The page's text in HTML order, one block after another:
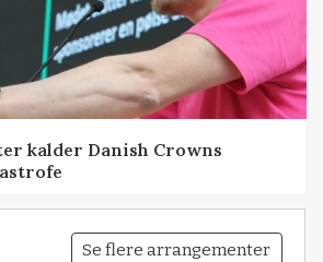
kalder Danish Crowns
Se flere arrangementer